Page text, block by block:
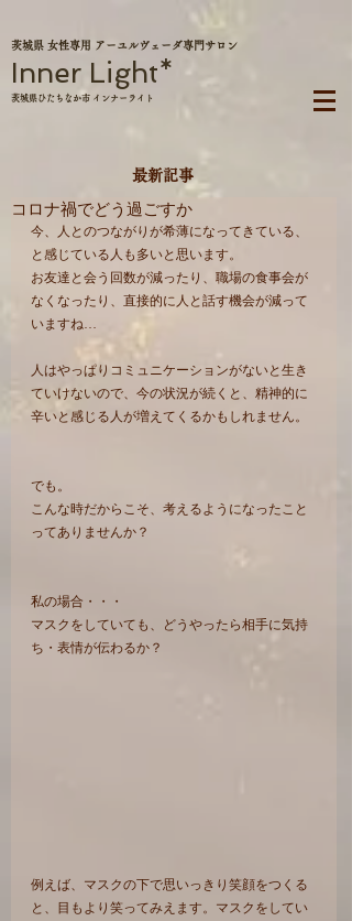
茨城県 女性専用 アーユルヴェーダ専門サロン
Inner Light*
茨城県ひたちなか市 インナーライト
最新記事
コロナ禍でどう過ごすか
今、人とのつながりが希薄になってきている、
と感じている人も多いと思います。
お友達と会う回数が減ったり、職場の食事会が
なくなったり、直接的に人と話す機会が減って
いますね…
人はやっぱりコミュニケーションがないと生き
ていけないので、今の状況が続くと、精神的に
辛いと感じる人が増えてくるかもしれません。
でも。
こんな時だからこそ、考えるようになったこと
ってありませんか？
私の場合・・・
マスクをしていても、どうやったら相手に気持
ち・表情が伝わるか？
例えば、マスクの下で思いっきり笑顔をつくる
と、目もより笑ってみえます。マスクをしてい